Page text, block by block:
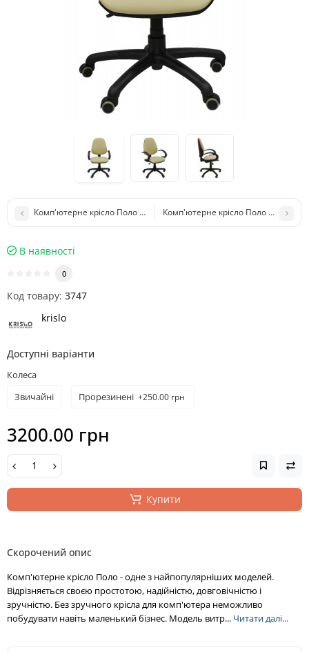
Комп'ютерне крісло Поло Бежеве Cervo 02Комп'ютерне крісло Поло Бежеве
В наявності
0
Код товару: 3747
krislo
Доступні варіанти
Колеса
Звичайні
Прорезинені +250.00 грн
3200.00 грн
Купити
Скорочений опис
Комп'ютерне крісло Поло - одне з найпопулярніших моделей.
Відрізняється своєю простотою, надійністю, довговічністю і
зручністю. Без зручного крісла для комп'ютера неможливо
побудувати навіть маленький бізнес. Модель витр... Читати далі...